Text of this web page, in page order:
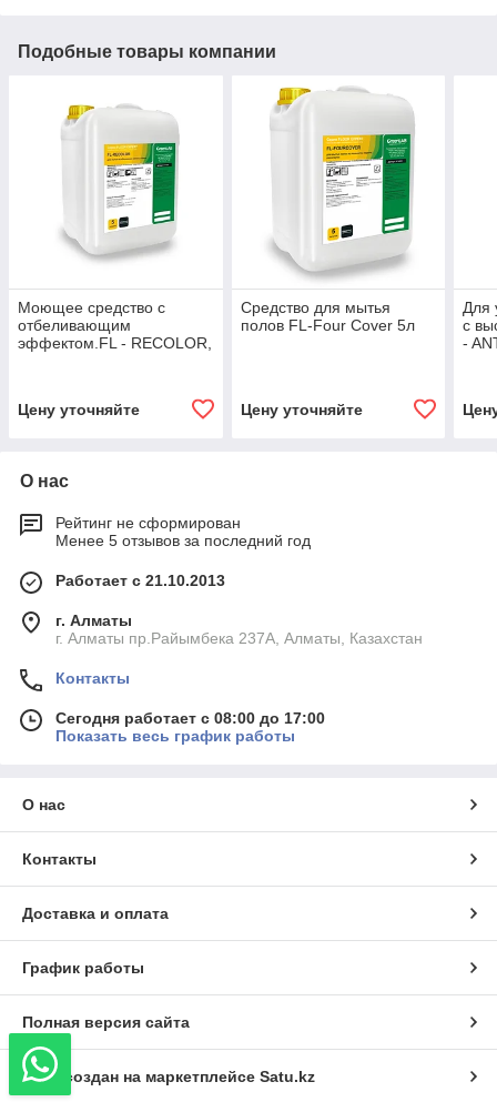
Подобные товары компании
Моющее средство с
отбеливающим
эффектом.FL - RECOLOR,
Цену уточняйте
Средство для мытья
полов FL-Four Cover 5л
Цену уточняйте
Для
с
-
О нас
Рейтинг не сформирован
Менее 5 отзывов за последний год
Работает с 21.10.2013
г. Алматы
г. Алматы пр.Райымбека 237А, Алматы, Казахстан
Контакты
Сегодня работает с 08:00 до 17:00
Показать весь график работы
О нас
Контакты
Доставка и оплата
График работы
Полная версия сайта
Сайт создан на маркетплейсе Satu.kz